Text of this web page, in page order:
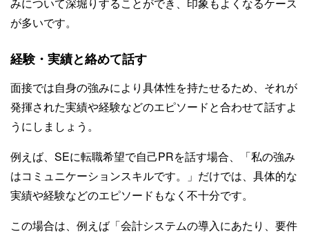
が多いです。
経験・実績と絡めて話す
面接では自身の強みにより具体性を持たせるため、それが
発揮された実績や経験などのエピソードと合わせて話すよ
うにしましょう。
例えば、SEに転職希望で自己PRを話す場合、「私の強み
はコミュニケーションスキルです。」だけでは、具体的な
実績や経験などのエピソードもなく不十分です。
この場合は、例えば「会計システムの導入にあたり、要件